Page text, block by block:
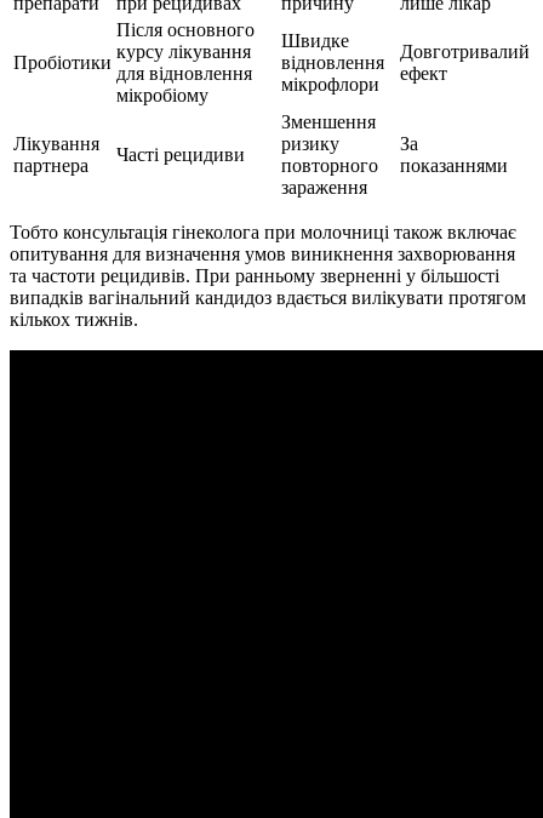
Пробіотики
Після основного
курсу лікування
для відновлення
мікробіому
Швидке
відновлення
мікрофлори
Довготривалий
ефект
Лікування
партнера
Часті рецидиви
Зменшення
ризику
повторного
зараження
За
показаннями
Тобто консультація гінеколога при молочниці також включає
опитування для визначення умов виникнення захворювання
та частоти рецидивів. При ранньому зверненні у більшості
випадків вагінальний кандидоз вдається вилікувати протягом
кількох тижнів.